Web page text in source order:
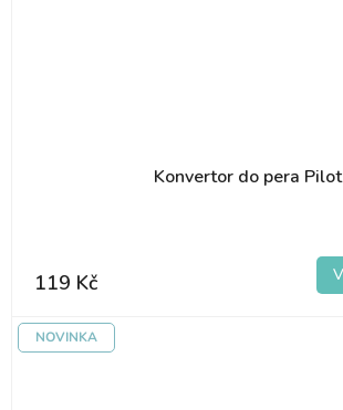
Konvertor do pera Pilot
119 Kč
NOVINKA